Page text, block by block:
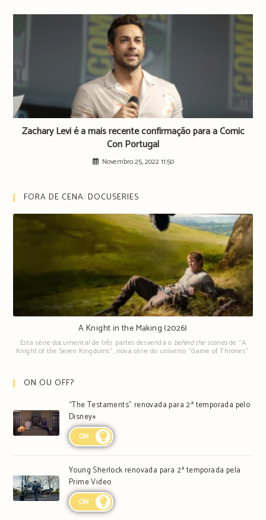
Zachary Levi é a mais recente confirmação para a Comic
Con Portugal
Novembro 25, 2022 11:50
FORA DE CENA: DOCUSERIES
A Knight in the Making (2026)
Esta série documental de três partes desvenda o behind the scenesde "A
Knight of the Seven Kingdoms", nova série do universo "Game of Thrones".
ON OU OFF?
“The Testaments” renovada para 2ª temporada pelo
Disney+
ON
Young Sherlock renovada para 2ª temporada pela
Prime Video
ON